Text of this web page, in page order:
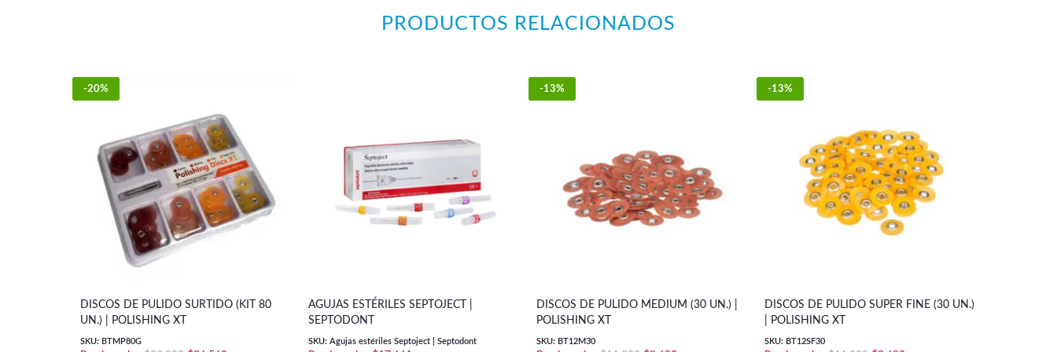
PRODUCTOS RELACIONADOS
-20%
DISCOS DE PULIDO SURTIDO (KIT 80
UN.) | POLISHING XT
SKU: BTMP80G
AGUJAS ESTÉRILES SEPTOJECT |
SEPTODONT
SKU: Agujas estériles Septoject | Septodont
-13%
DISCOS DE PULIDO MEDIUM (30 UN.) |
POLISHING XT
SKU: BT12M30
-13%
DISCOS DE PULIDO SUPER FINE (30 UN.)
| POLISHING XT
SKU: BT12SF30